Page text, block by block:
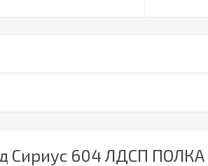
Сириус 604 ЛДСП